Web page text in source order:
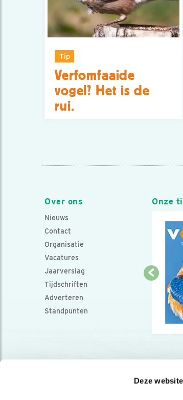
Deze
Tip
Verfomfaaide
vogel? Het is de
rui.
Over ons
Nieuws
Contact
Organisatie
Vacatures
Jaarverslag
Tijdschriften
Adverteren
Standpunten
Onze